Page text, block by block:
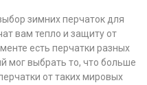
зимних перчаток для
вам тепло и защиту от
есть перчатки разных
мог выбрать то, что больше
от таких мировых